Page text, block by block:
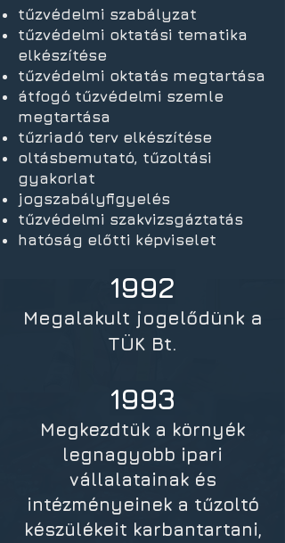
tűzvédelmi szabályzat
tűzvédelmi oktatási tematika
elkészítése
tűzvédelmi oktatás megtartása
átfogó tűzvédelmi szemle
megtartása
tűzriadó terv elkészítése
oltásbemutató, tűzoltási
gyakorlat
jogszabályfigyelés
tűzvédelmi szakvizsgáztatás
hatóság előtti képviselet
Megalakult jogelődünk a
TÜK Bt.
1992
Megkezdtük a környék
legnagyobb ipari
vállalatainak és
intézményeinek a tűzoltó
készülékeit karbantartani,
1993